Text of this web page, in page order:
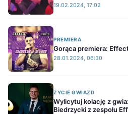
19.02.2024, 17:02
PREMIERA
Gorąca premiera:
28.01.2024, 06:30
ŻYCIE GWIAZD
Wylicytuj kolację z
Biedrzycki z zespołu